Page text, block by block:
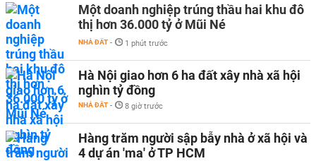
Một doanh nghiệp trúng thầu hai khu đô
thị hơn 36.000 tỷ ở Mũi Né
NHÀ ĐẤT - 1 phút trước
Hà Nội giao hơn 6 ha đất xây nhà xã hội
nghìn tỷ đồng
NHÀ ĐẤT - 8 giờ trước
Hàng trăm người sập bẫy nhà ở xã hội và
4 dự án 'ma' ở TP HCM